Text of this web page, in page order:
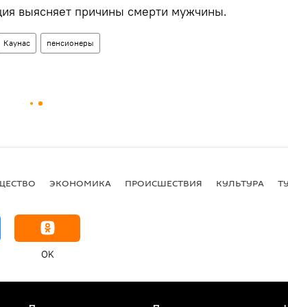
выясняет причины смерти мужчины.
Каунас пенсионеры
ЭКОНОМИКА ПРОИСШЕСТВИЯ КУЛЬТУРА
OK